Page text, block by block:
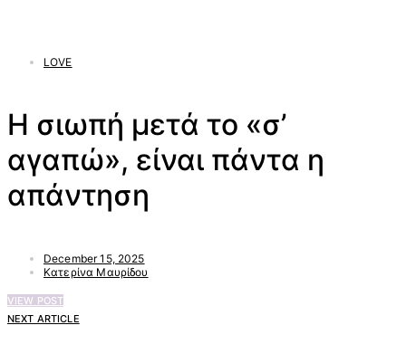
LOVE
Η σιωπή μετά το «σ’
αγαπώ», είναι πάντα η
απάντηση
December 15, 2025
Κατερίνα Μαυρίδου
VIEW POST
NEXT ARTICLE